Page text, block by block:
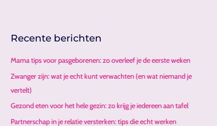
Recente berichten
Mama tips voor pasgeborenen: zo overleef je de eerste weken
Zwanger zijn: wat je echt kunt verwachten (en wat niemand je
vertelt)
Gezond eten voor het hele gezin: zo krijg je iedereen aan tafel
Partnerschap in je relatie versterken: tips die echt werken